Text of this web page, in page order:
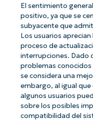
El sentimiento
positivo, ya que se
subyacente que
Los usuarios
proceso de
interrupciones. Dado
problemas conocidos
se considera una
embargo, al igual
algunos usuarios
sobre los posibles
compatibilidad del